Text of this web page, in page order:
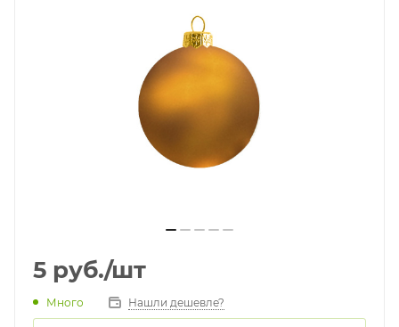
5 руб./шт
Много Нашли дешевле?